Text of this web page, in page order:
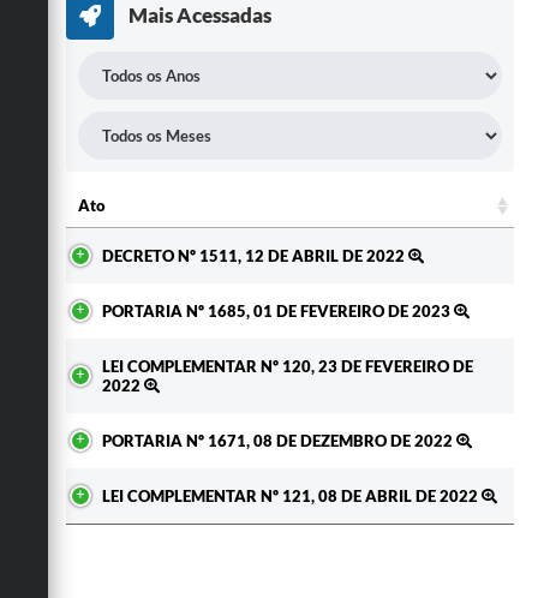
Mais Acessadas
Ato
DECRETO Nº 1511, 12 DE ABRIL DE 2022
PORTARIA Nº 1685, 01 DE FEVEREIRO DE 2023
LEI COMPLEMENTAR Nº 120, 23 DE FEVEREIRO DE
2022
PORTARIA Nº 1671, 08 DE DEZEMBRO DE 2022
LEI COMPLEMENTAR Nº 121, 08 DE ABRIL DE 2022